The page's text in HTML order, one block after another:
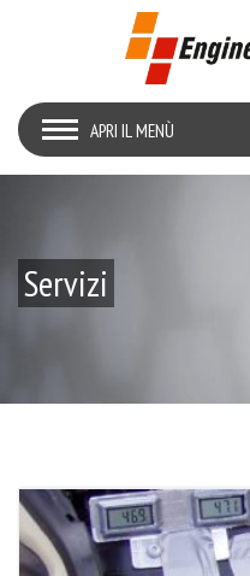
APRI IL MENÙ
Servizi